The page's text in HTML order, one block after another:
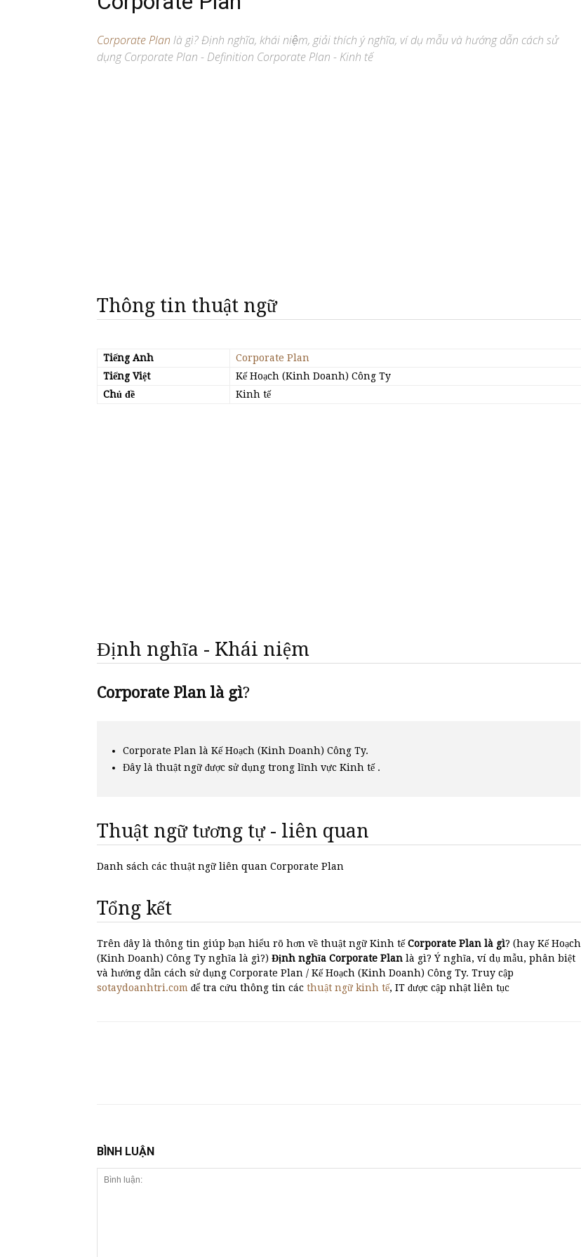
Corporate Plan là gì? Định nghĩa, khái niệm, giải thích ý nghĩa, ví dụ mẫu và hướng dẫn cách sử
dụng Corporate Plan - Definition Corporate Plan - Kinh tế
Thông tin thuật ngữ
Tiếng Anh
Corporate Plan
Tiếng Việt
Kế Hoạch (Kinh Doanh) Công Ty
Chủ đề
Kinh tế
Định nghĩa - Khái niệm
Corporate Plan là gì?
Corporate Plan là Kế Hoạch (Kinh Doanh) Công Ty.
Đây là thuật ngữ được sử dụng trong lĩnh vực Kinh tế .
Thuật ngữ tương tự - liên quan
Danh sách các thuật ngữ liên quan Corporate Plan
Tổng kết
Trên đây là thông tin giúp bạn hiểu rõ hơn về thuật ngữ Kinh tếCorporate Plan là gì? (hay Kế Hoạch
(Kinh Doanh) Công Ty nghĩa là gì?) Định nghĩa Corporate Plan là gì? Ý nghĩa, ví dụ mẫu, phân biệt
và hướng dẫn cách sử dụng Corporate Plan / Kế Hoạch (Kinh Doanh) Công Ty. Truy cập
sotaydoanhtri.com để tra cứu thông tin các thuật ngữ kinh tế, IT được cập nhật liên tục
BÌNH LUẬN